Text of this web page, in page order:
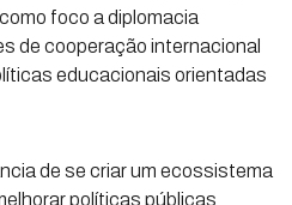
foco a diplomacia
de cooperação internacional
educacionais orientadas
de se criar um ecossistema
políticas públicas